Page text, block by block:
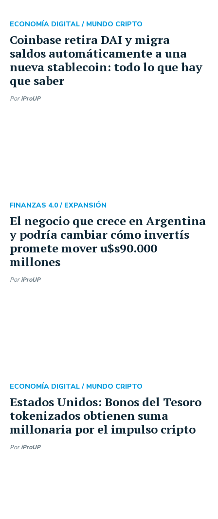
Coinbase retira DAI y migra
saldos automáticamente a una
nueva stablecoin: todo lo que hay
que saber
ECONOMÍA DIGITAL / MUNDO CRIPTO
Por iProUP
El negocio que crece en Argentina
y podría cambiar cómo invertís
promete mover u$s90.000
millones
FINANZAS 4.0 / EXPANSIÓN
Por iProUP
Estados Unidos: Bonos del Tesoro
tokenizados obtienen suma
millonaria por el impulso cripto
ECONOMÍA DIGITAL / MUNDO CRIPTO
Por iProUP